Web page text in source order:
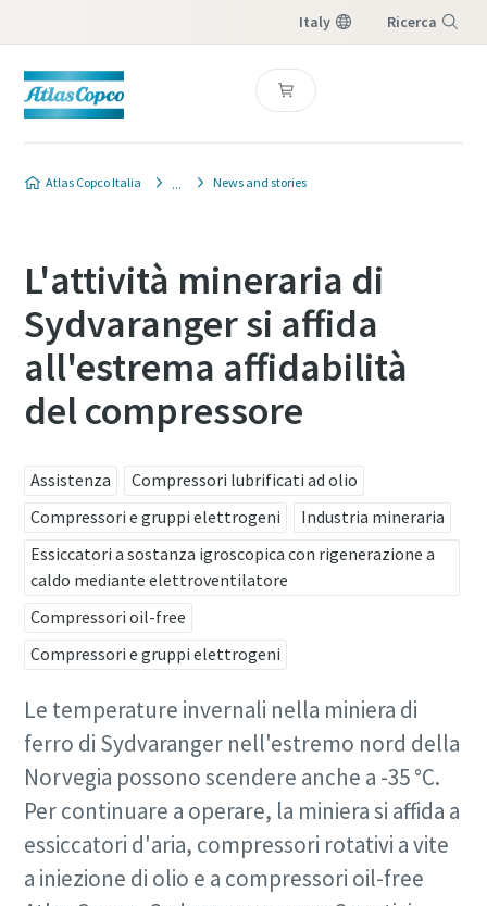
Italy Ricerca
Atlas Copco Italia News and stories
L'attività mineraria di
Sydvaranger si affida
all'estrema affidabilità
del compressore
Assistenza
Compressori lubrificati ad olio
Compressori e gruppi elettrogeni
Industria mineraria
Essiccatori a sostanza igroscopica con rigenerazione a
caldo mediante elettroventilatore
Compressori oil-free
Compressori e gruppi elettrogeni
Le temperature invernali nella miniera di
ferro di Sydvaranger nell'estremo nord della
Norvegia possono scendere anche a -35 °C.
Per continuare a operare, la miniera si affida a
essiccatori d'aria, compressori rotativi a vite
a iniezione di olio e a compressori oil-free